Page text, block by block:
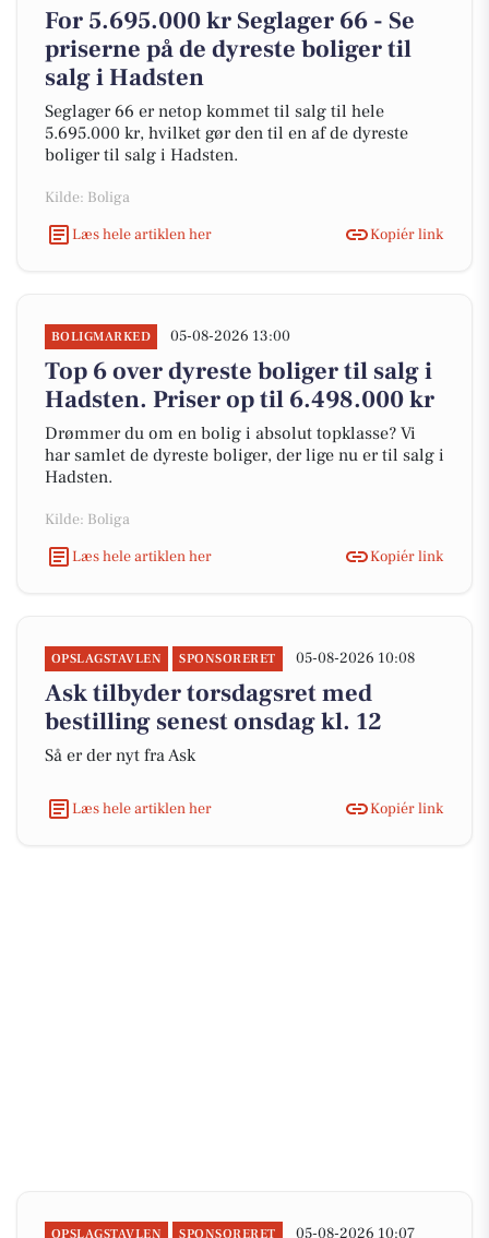
For 5.695.000 kr Seglager 66 - Se
priserne på de dyreste boliger til
salg i Hadsten
Seglager 66 er netop kommet til salg til hele
5.695.000 kr, hvilket gør den til en af de dyreste
boliger til salg i Hadsten.
Kilde: Boliga
Læs hele artiklen her
Kopiér link
BOLIGMARKED 05-08-2026 13:00
Top 6 over dyreste boliger til salg i
Hadsten. Priser op til 6.498.000 kr
Drømmer du om en bolig i absolut topklasse? Vi
har samlet de dyreste boliger, der lige nu er til salg i
Hadsten.
Kilde: Boliga
Læs hele artiklen her
Kopiér link
OPSLAGSTAVLEN SPONSORERET 05-08-2026 10:08
Ask tilbyder torsdagsret med
bestilling senest onsdag kl. 12
Så er der nyt fra Ask
Læs hele artiklen her Kopiér link
OPSLAGSTAVLEN SPONSORERET 05-08-2026 10:07